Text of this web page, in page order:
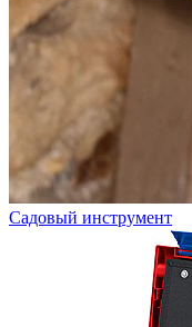
Садовый инструмент